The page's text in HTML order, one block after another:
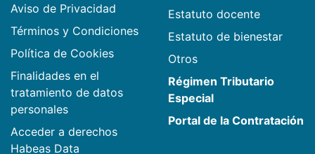
Aviso de Privacidad
Términos y Condiciones
Política de Cookies
Finalidades en el
tratamiento de datos
personales
Acceder a derechos
Habeas Data
Estatuto docente
Estatuto de bienestar
Otros
Régimen Tributario
Especial
Portal de la Contratación